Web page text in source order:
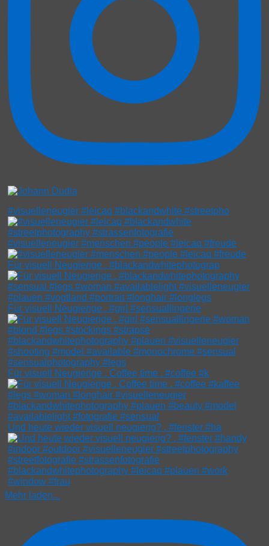
#visuelleneugier #leicaq #blackandwhite #streetpho
#visuelleneugier #menschen #people #leicaq #freude
Für visuell Neugierige . #blackandwhitephotograp
Für visuell Neugierige . #girl #sensuallingerie
Für visuell Neugierige . Coffee time . #coffee #k
Und heute wieder visuell neugierig? . #fenster #ha
Mehr laden...